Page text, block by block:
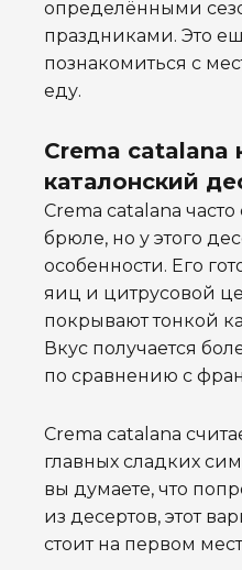
определёнными
праздниками. Это
познакомиться с
еду.
Crema catalana
каталонский
Crema catalana
брюле, но у этого
особенности. Его
яиц и цитрусовой
покрывают тонкой
Вкус получается
по сравнению с
Crema catalana
главных сладких
вы думаете, что
из десертов, этот
стоит на первом